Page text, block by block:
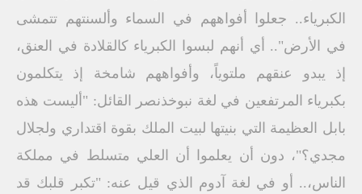
الكبرياء.. جعلوا أفواههم في السماء وألسنتهم تتمشى
في الأرض".. أي أنهم لبسوا الكبرياء كالقلادة في العنق،
إذ يبدو عنقهم ملتوياً، وأفواههم شامخة إذ يتكلمون
بكبرياء المرتفعين في لغة نبوخذنصر القائل: "أليست هذه
بابل العظيمة التي بنيتها لبيت الملك بقوة اقتداري ولجلال
مجدي؟"، دون أن يعلموا أن العلي متسلط في مملكة
الناس،.. أو في لغة آدوم الذي قيل عنه: "تكبر قلبك قد